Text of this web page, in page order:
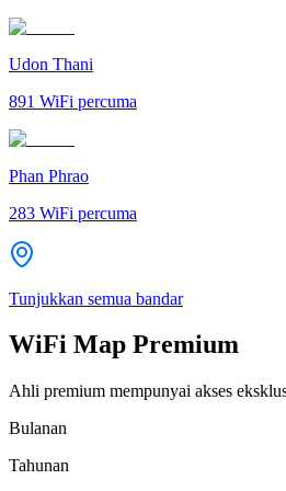
Udon Thani
891 WiFi percuma
Phan Phrao
283 WiFi percuma
Tunjukkan semua bandar
WiFi Map Premium
Ahli premium mempunyai akses
Bulanan
Tahunan